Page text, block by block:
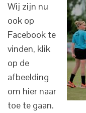
Wij zijn nu
ook op
Facebook te
vinden, klik
op de
afbeelding
om hier naar
toe te gaan.